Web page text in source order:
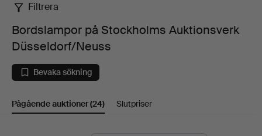
Bordslampor
på
Stockholms
Auktionsverk
Filtrera
Bordslampor på Stockholms Auktionsverk
Düsseldorf/Neuss
Bevaka sökning
Pågående auktioner(24) Slutpriser